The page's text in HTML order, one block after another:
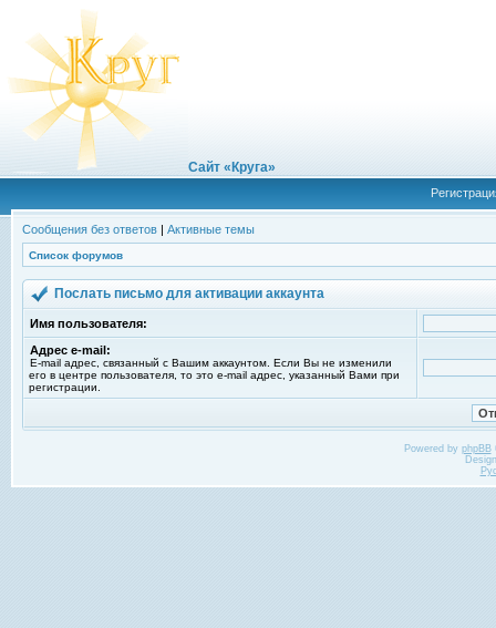
Сайт «Круга»
Сообщения без ответов | Активные темы
Список форумов
Послать письмо для активации аккаунта
Имя пользователя:
Адрес e-mail:
E-mail адрес, связанный с Вашим аккаунтом. Если Вы не изменили
его в центре пользователя, то это e-mail адрес, указанный Вами при
регистрации.
Powered by phpBB